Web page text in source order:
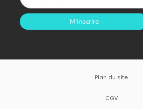
M'inscrire
Plan du site
CGV